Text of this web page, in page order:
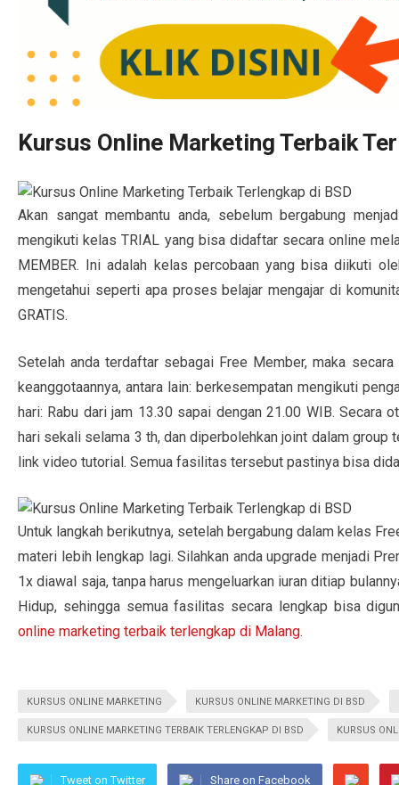
Kursus Online Marketing Terbaik
Akan sangat membantu anda, sebelum bergabung
mengikuti kelas TRIAL yang bisa didaftar secara online
MEMBER. Ini adalah kelas percobaan yang bisa diikuti
mengetahui seperti apa proses belajar mengajar di
GRATIS.
Setelah anda terdaftar sebagai Free Member, maka
keanggotaannya, antara lain: berkesempatan mengikuti
hari: Rabu dari jam 13.30 sapai dengan 21.00 WIB.
hari sekali selama 3 th, dan diperbolehkan joint dalam group
link video tutorial. Semua fasilitas tersebut pastinya bisa
Untuk langkah berikutnya, setelah bergabung dalam kelas
materi lebih lengkap lagi. Silahkan anda upgrade menjadi
1x diawal saja, tanpa harus mengeluarkan iuran ditiap
Hidup, sehingga semua fasilitas secara lengkap bisa
online marketing terbaik terlengkap di Malang.
KURSUS ONLINE MARKETING KURSUS ONLINE MARKETING DI BSD
KURSUS ONLINE MARKETING TERBAIK TERLENGKAP DI BSD KURSUS
Tweet on Twitter Share on Facebook